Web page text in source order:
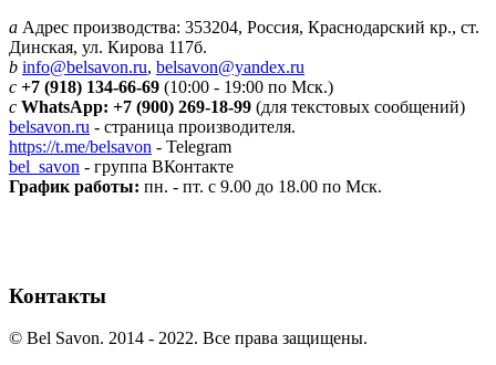
a Адрес производства: 353204, Россия, Краснодарский кр., ст.
Динская, ул. Кирова 117б.
b info@belsavon.ru, belsavon@yandex.ru
c +7 (918) 134-66-69 (10:00 - 19:00 по Мск.)
c WhatsApp: +7 (900) 269-18-99 (для текстовых сообщений)
belsavon.ru - страница производителя.
https://t.me/belsavon - Telegram
bel_savon - группа ВКонтакте
График работы: пн. - пт. с 9.00 до 18.00 по Мск.
Контакты
© Bel Savon. 2014 - 2022. Все права защищены.